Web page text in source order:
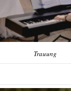
Trauung